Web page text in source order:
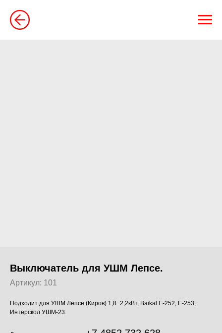
Выключатель для УШМ Лепсе.
Артикул: 101
Подходит для УШМ Лепсе (Киров) 1,8−2,2кВт, Baikal E-252, E-253,
Интерскол УШМ-23.